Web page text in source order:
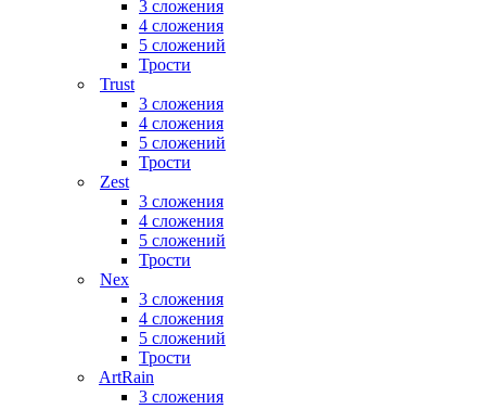
3 сложения
4 сложения
5 сложений
Трости
Trust
3 сложения
4 сложения
5 сложений
Трости
Zest
3 сложения
4 сложения
5 сложений
Трости
Nex
3 сложения
4 сложения
5 сложений
Трости
ArtRain
3 сложения